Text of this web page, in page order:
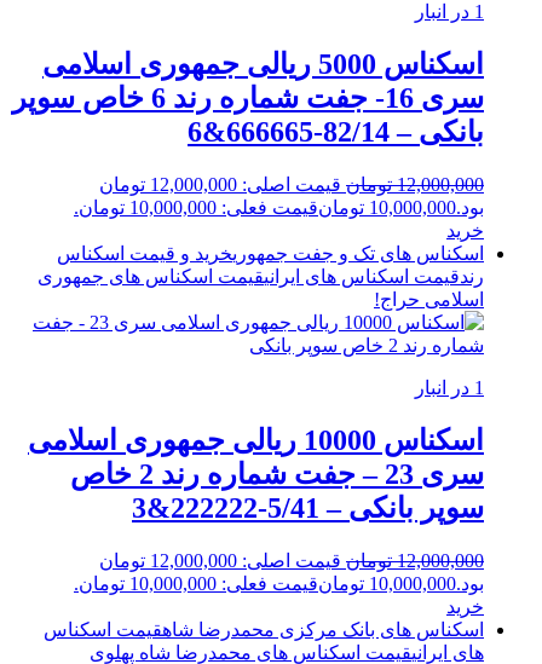
1 در انبار
اسکناس 5000 ریالی جمهوری اسلامی
سری 16- جفت شماره رند 6 خاص سوپر
بانکی – 82/14-666665&6
12,000,000 تومان
قیمت اصلی: 12,000,000 تومان
بود.10,000,000 تومانقیمت فعلی: 10,000,000 تومان.
خرید
اسکناس های تک و جفت جمهوریخرید و قیمت اسکناس
رندقیمت اسکناس های ایرانیقیمت اسکناس های جمهوری
اسلامی حراج!
1 در انبار
اسکناس 10000 ریالی جمهوری اسلامی
سری 23 – جفت شماره رند 2 خاص
سوپر بانکی – 5/41-222222&3
12,000,000 تومان
قیمت اصلی: 12,000,000 تومان
بود.10,000,000 تومانقیمت فعلی: 10,000,000 تومان.
خرید
اسکناس های بانک مرکزی محمدرضا شاهقیمت اسکناس
های ایرانیقیمت اسکناس های محمدرضا شاه پهلوی